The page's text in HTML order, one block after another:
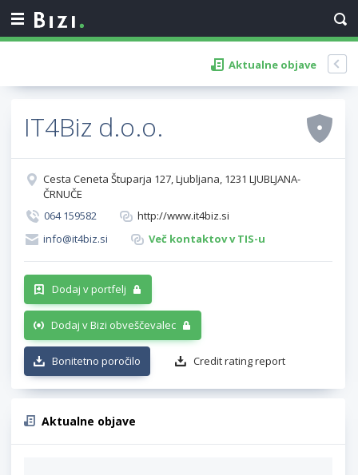
Aktualne objave
IT4Biz d.o.o.
Cesta Ceneta Štuparja 127, Ljubljana, 1231 LJUBLJANA-
ČRNUČE
064 159582
http://www.it4biz.si
info@it4biz.si
Več kontaktov v TIS-u
Dodaj v portfelj
Dodaj v Bizi obveščevalec
Bonitetno poročilo Credit rating report
Aktualne objave